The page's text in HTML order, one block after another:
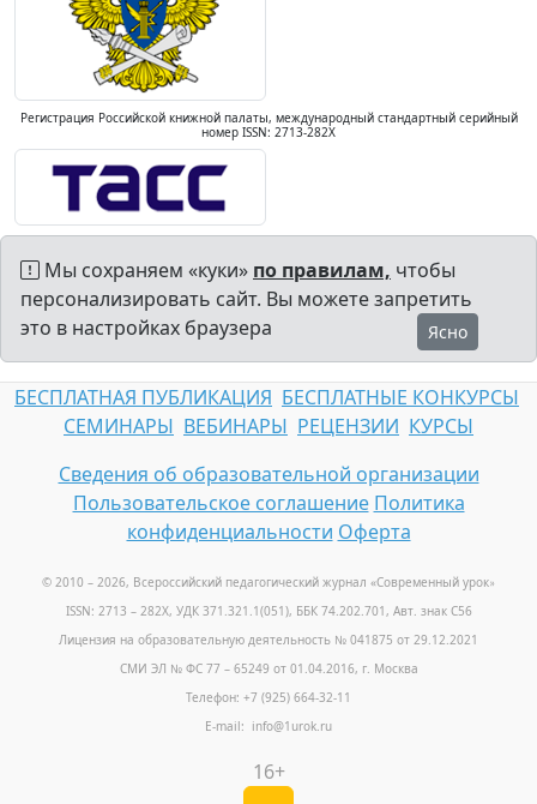
Регистрация Российской книжной палаты, международный стандартный серийный
номер ISSN: 2713-282X
Мы сохраняем «куки» по правилам, чтобы
персонализировать сайт. Вы можете запретить
это в настройках браузера
Ясно
БЕСПЛАТНАЯ ПУБЛИКАЦИЯ БЕСПЛАТНЫЕ КОНКУРСЫ
СЕМИНАРЫ ВЕБИНАРЫ РЕЦЕНЗИИ КУРСЫ
Сведения об образовательной организации
Пользовательское соглашение Политика
конфиденциальности Оферта
© 2010 – 2026, Всероссийский педагогический журнал «Современный урок»
ISSN: 2713 – 282X, УДК 371.321.1(051), ББК 74.202.701, Авт. знак С56
Лицензия на образовательную деятельность № 041875 от 29.12.2021
СМИ ЭЛ № ФС 77 – 65249 от 01.04.2016, г. Москва
Телефон: +7 (925) 664-32-11
E-mail: info@1urok.ru
16+